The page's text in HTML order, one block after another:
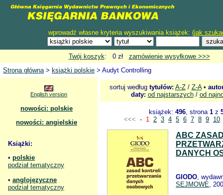
wprowadź własne kryteria wyszukiwania książek: (jak
Twój koszyk: 0 zł zamówienie wysyłkowe >>>
Strona główna> książki polskie > Audyt Controlling
English version
nowości: polskie
nowości: angielskie
Książki:
• polskie
podział tematyczny
• anglojęzyczne
podział tematyczny
sortuj według tytułów: A-Z/ Z-A•
daty: od najstarszych/ od
książek: 496, strona 1 z
<<< - 1 2 3 4 5 6 7 8 9 10
ABC
DANYCH
GIODO,
SEJMOWE,